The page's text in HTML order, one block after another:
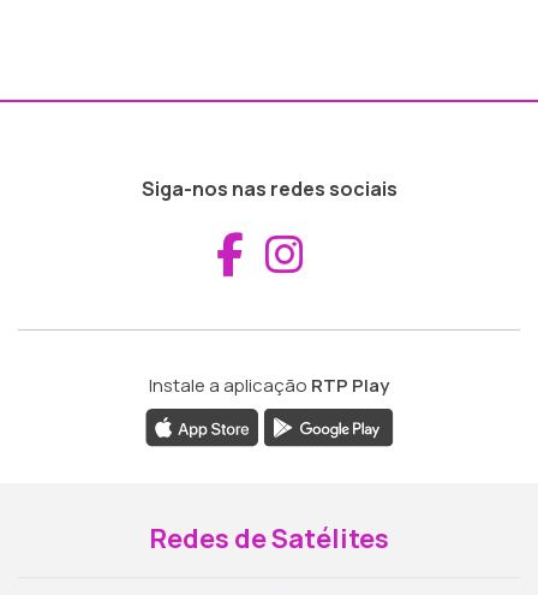
Siga-nos nas redes sociais
Aceder ao
Instale a aplicação RTP Play
Redes de Satélites